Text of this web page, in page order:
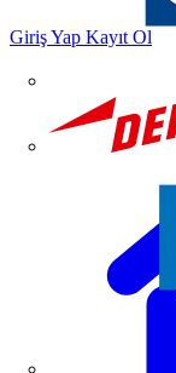
Giriş Yap Kayıt Ol